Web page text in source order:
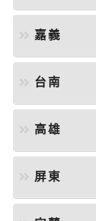
嘉義
台南
高雄
屏東